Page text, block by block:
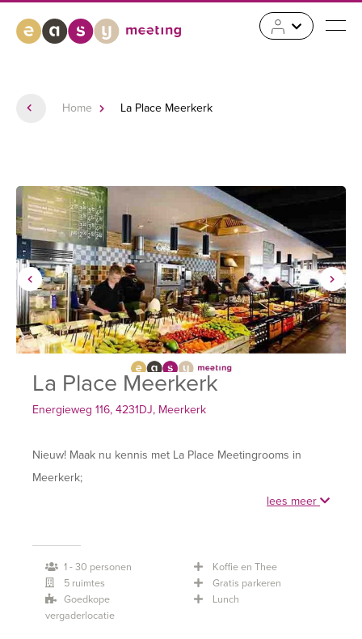
Home La Place Meerkerk
La Place Meerkerk
Energieweg 116, 4231DJ, Meerkerk
Nieuw! Maak nu kennis met La Place Meetingrooms in
Meerkerk;
- Gratis parkeren
- Veel daglicht
- Sfeervolle zalen met moderne faciliteiten en apparatuur
- Verse en huisgemaakte gerechten uit het succesvolle La
lees meer
1 - 30 personen
5 ruimtes
Goedkope
vergaderlocatie
Koffie en Thee
Gratis parkeren
Lunch